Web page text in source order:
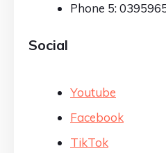
Phone 5:
Social
Youtube
Facebook
TikTok